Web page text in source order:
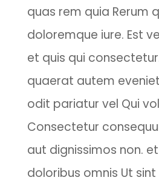
quas rem quia Rerum
doloremque iure. Est
et quis qui
quaerat autem
odit pariatur vel Qui
Consectetur
aut dignissimos non.
doloribus omnis Ut